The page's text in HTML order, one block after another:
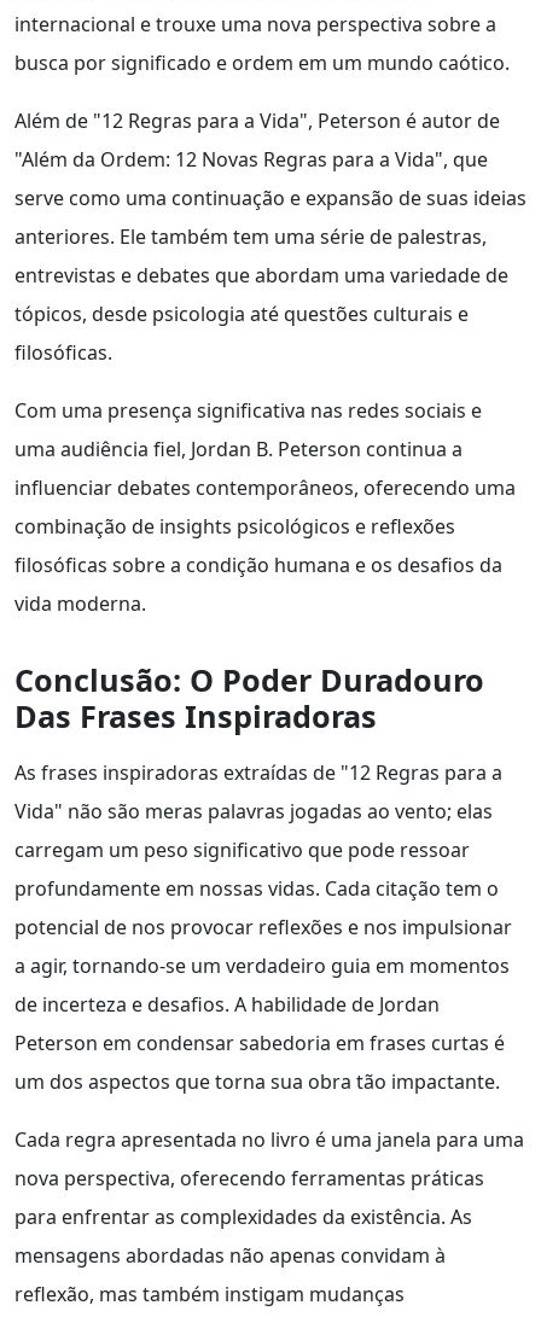
internacional e trouxe uma nova perspectiva sobre a
busca por significado e ordem em um mundo caótico.
Além de "12 Regras para a Vida", Peterson é autor de
"Além da Ordem: 12 Novas Regras para a Vida", que
serve como uma continuação e expansão de suas ideias
anteriores. Ele também tem uma série de palestras,
entrevistas e debates que abordam uma variedade de
tópicos, desde psicologia até questões culturais e
filosóficas.
Com uma presença significativa nas redes sociais e
uma audiência fiel, Jordan B. Peterson continua a
influenciar debates contemporâneos, oferecendo uma
combinação de insights psicológicos e reflexões
filosóficas sobre a condição humana e os desafios da
vida moderna.
Conclusão: O Poder Duradouro
Das Frases Inspiradoras
As frases inspiradoras extraídas de "12 Regras para a
Vida" não são meras palavras jogadas ao vento; elas
carregam um peso significativo que pode ressoar
profundamente em nossas vidas. Cada citação tem o
potencial de nos provocar reflexões e nos impulsionar
a agir, tornando-se um verdadeiro guia em momentos
de incerteza e desafios. A habilidade de Jordan
Peterson em condensar sabedoria em frases curtas é
um dos aspectos que torna sua obra tão impactante.
Cada regra apresentada no livro é uma janela para uma
nova perspectiva, oferecendo ferramentas práticas
para enfrentar as complexidades da existência. As
mensagens abordadas não apenas convidam à
reflexão, mas também instigam mudanças